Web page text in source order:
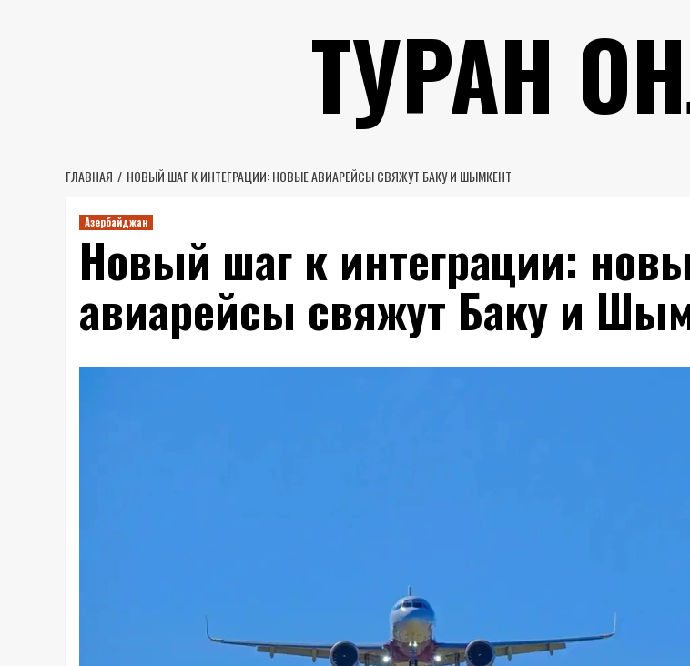
ТУРАН
ГЛАВНАЯ НОВЫЙ ШАГ К ИНТЕГРАЦИИ: НОВЫЕ АВИАРЕЙСЫ СВЯЖУТ БАКУ И ШЫМКЕНТ
Азербайджан
Новый шаг к интеграции:
авиарейсы свяжут Баку и